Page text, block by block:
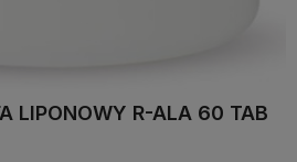
LIPONOWY R-ALA 60 TAB